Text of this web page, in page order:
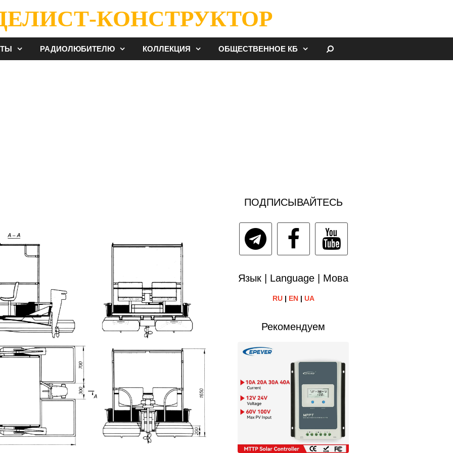
КОНСТРУКТОР
РАДИОЛЮБИТЕЛЮ КОЛЛЕКЦИЯ ОБЩЕСТВЕННОЕ КБ
ПОДПИСЫВАЙТЕСЬ
Язык | Language | Мова
RU| EN| UA
Рекомендуем